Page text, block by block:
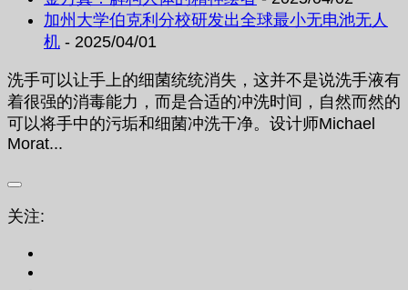
加州大学伯克利分校研发出全球最小无电池无人
机 - 2025/04/01
洗手可以让手上的细菌统统消失，这并不是说洗手液有
着很强的消毒能力，而是合适的冲洗时间，自然而然的
可以将手中的污垢和细菌冲洗干净。设计师Michael
Morat...
关注: